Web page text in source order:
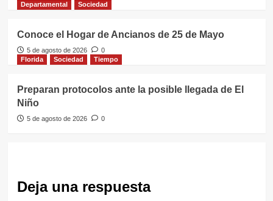
Departamental
Sociedad
Conoce el Hogar de Ancianos de 25 de Mayo
5 de agosto de 2026
0
Florida
Sociedad Tiempo
Preparan protocolos ante la posible llegada de El
Niño
5 de agosto de 2026 0
Deja una respuesta